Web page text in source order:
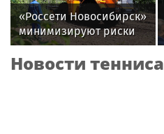
«Россети Новосибирск»
минимизируют риски
повреждений ЛЭП за
счет масштабной
Новости тенниса